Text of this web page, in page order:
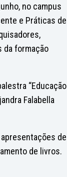
no campus
e Práticas de
da formação
“Educação
Falabella
de
de livros.